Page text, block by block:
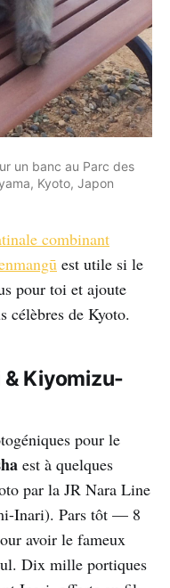
un banc au Parc des
Kyoto, Japon
combinant
est utile si le
pour toi et ajoute
célèbres de Kyoto.
Kiyomizu-
pour le
est à quelques
par la JR Nara Line
Inari). Pars tôt — 8
avoir le fameux
Dix mille portiques